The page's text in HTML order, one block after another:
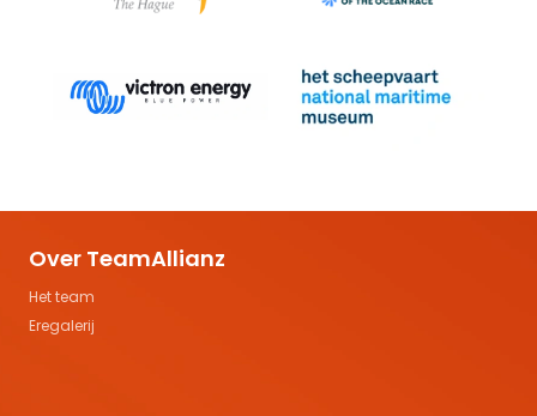
Over TeamAllianz
Het team
Eregalerij